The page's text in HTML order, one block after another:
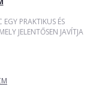
PRAKTIKUS ÉS
JELENTŐSEN JAVÍTJA